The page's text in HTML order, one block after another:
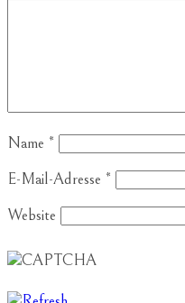
Name *
E-Mail-Adresse *
Website